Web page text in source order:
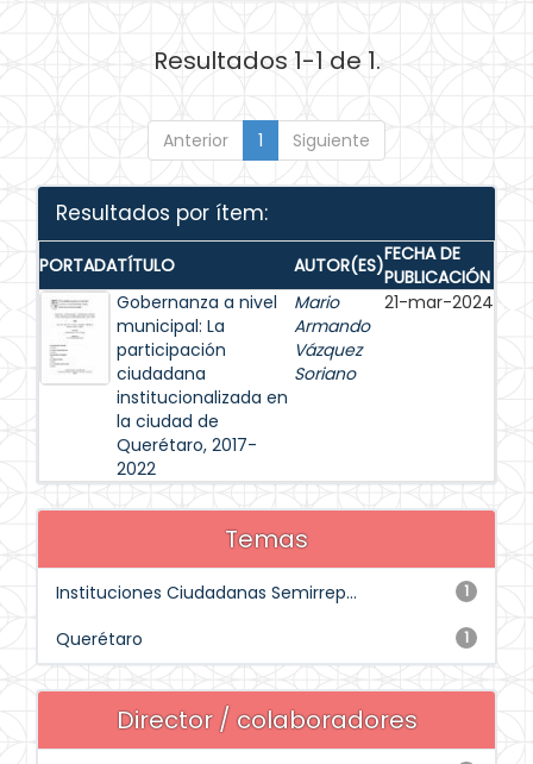
Resultados 1-1 de 1.
Anterior 1 Siguiente
Resultados por ítem:
PORTADATÍTULO AUTOR(ES)FECHA DE
PUBLICACIÓN
Gobernanza a nivel
municipal: La
participación
ciudadana
institucionalizada en
la ciudad de
Querétaro, 2017-
2022
Mario
Armando
Vázquez
Soriano
21-mar-2024
Temas
1
Instituciones Ciudadanas Semirrep...
1
Querétaro
Director / colaboradores